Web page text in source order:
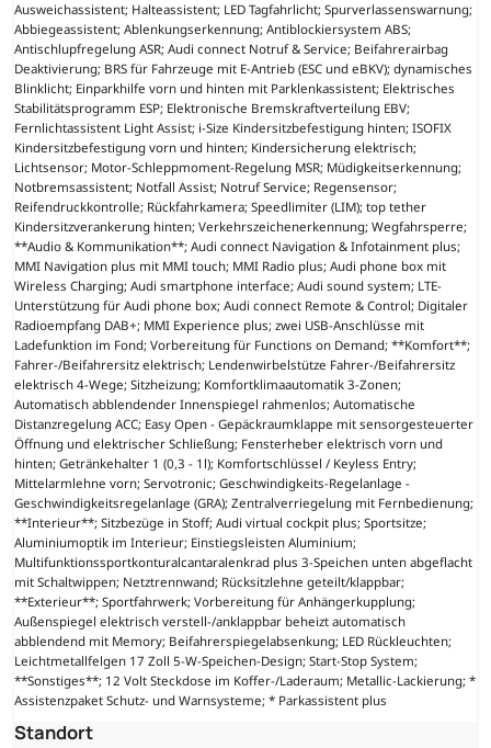
Ausweichassistent; Halteassistent; LED Tagfahrlicht; Spurverlassenswarnung;
Abbiegeassistent; Ablenkungserkennung; Antiblockiersystem ABS;
Antischlupfregelung ASR; Audi connect Notruf & Service; Beifahrerairbag
Deaktivierung; BRS für Fahrzeuge mit E-Antrieb (ESC und eBKV); dynamisches
Blinklicht; Einparkhilfe vorn und hinten mit Parklenkassistent; Elektrisches
Stabilitätsprogramm ESP; Elektronische Bremskraftverteilung EBV;
Fernlichtassistent Light Assist; i-Size Kindersitzbefestigung hinten; ISOFIX
Kindersitzbefestigung vorn und hinten; Kindersicherung elektrisch;
Lichtsensor; Motor-Schleppmoment-Regelung MSR; Müdigkeitserkennung;
Notbremsassistent; Notfall Assist; Notruf Service; Regensensor;
Reifendruckkontrolle; Rückfahrkamera; Speedlimiter (LIM); top tether
Kindersitzverankerung hinten; Verkehrszeichenerkennung; Wegfahrsperre;
**Audio & Kommunikation**; Audi connect Navigation & Infotainment plus;
MMI Navigation plus mit MMI touch; MMI Radio plus; Audi phone box mit
Wireless Charging; Audi smartphone interface; Audi sound system; LTE-
Unterstützung für Audi phone box; Audi connect Remote & Control; Digitaler
Radioempfang DAB+; MMI Experience plus; zwei USB-Anschlüsse mit
Ladefunktion im Fond; Vorbereitung für Functions on Demand; **Komfort**;
Fahrer-/Beifahrersitz elektrisch; Lendenwirbelstütze Fahrer-/Beifahrersitz
elektrisch 4-Wege; Sitzheizung; Komfortklimaautomatik 3-Zonen;
Automatisch abblendender Innenspiegel rahmenlos; Automatische
Distanzregelung ACC; Easy Open - Gepäckraumklappe mit sensorgesteuerter
Öffnung und elektrischer Schließung; Fensterheber elektrisch vorn und
hinten; Getränkehalter 1 (0,3 - 1l); Komfortschlüssel / Keyless Entry;
Mittelarmlehne vorn; Servotronic; Geschwindigkeits-Regelanlage -
Geschwindigkeitsregelanlage (GRA); Zentralverriegelung mit Fernbedienung;
**Interieur**; Sitzbezüge in Stoff; Audi virtual cockpit plus; Sportsitze;
Aluminiumoptik im Interieur; Einstiegsleisten Aluminium;
Multifunktionssportkonturalcantaralenkrad plus 3-Speichen unten abgeflacht
mit Schaltwippen; Netztrennwand; Rücksitzlehne geteilt/klappbar;
**Exterieur**; Sportfahrwerk; Vorbereitung für Anhängerkupplung;
Außenspiegel elektrisch verstell-/anklappbar beheizt automatisch
abblendend mit Memory; Beifahrerspiegelabsenkung; LED Rückleuchten;
Leichtmetallfelgen 17 Zoll 5-W-Speichen-Design; Start-Stop System;
**Sonstiges**; 12 Volt Steckdose im Koffer-/Laderaum; Metallic-Lackierung; *
Assistenzpaket Schutz- und Warnsysteme; * Parkassistent plus
Standort